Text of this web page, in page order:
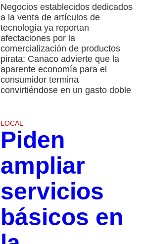
Negocios establecidos dedicados
a la venta de artículos de
tecnología ya reportan
afectaciones por la
comercialización de productos
pirata; Canaco advierte que la
aparente economía para el
consumidor termina
convirtiéndose en un gasto doble
LOCAL
Piden
ampliar
servicios
básicos en